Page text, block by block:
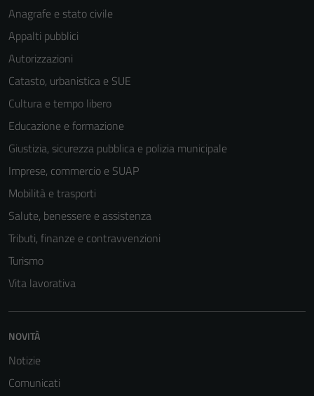
Anagrafe e stato civile
Appalti pubblici
Autorizzazioni
Catasto, urbanistica e SUE
Cultura e tempo libero
Educazione e formazione
Giustizia, sicurezza pubblica e polizia municipale
Imprese, commercio e SUAP
Mobilità e trasporti
Salute, benessere e assistenza
Tributi, finanze e contravvenzioni
Turismo
Vita lavorativa
NOVITÀ
Notizie
Comunicati